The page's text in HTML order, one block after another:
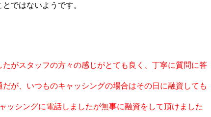
ではないようです。
がスタッフの方々の感じがとても良く、丁寧に質問に答
が、いつものキャッシングの場合はその日に融資しても
ッシングに電話しましたが無事に融資をして頂けました